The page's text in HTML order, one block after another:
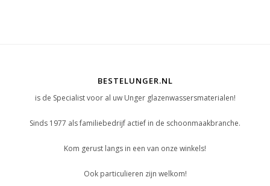
BESTELUNGER.NL
is de Specialist voor al uw Unger glazenwassersmaterialen!
Sinds 1977 als familiebedrijf actief in de schoonmaakbranche.
Kom gerust langs in een van onze winkels!
Ook particulieren zijn welkom!